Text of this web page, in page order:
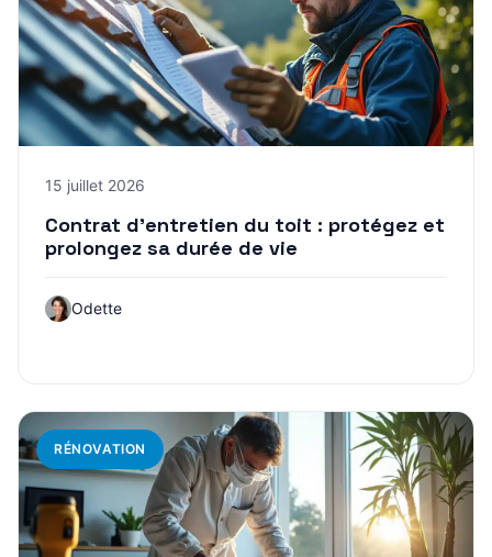
15 juillet 2026
Contrat d’entretien du toit : protégez et
prolongez sa durée de vie
Odette
RÉNOVATION